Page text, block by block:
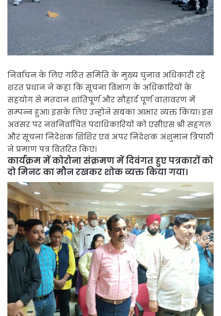
निर्वाचन के लिए गठित समिति के मुख्य चुनाव अधिकारी रहे
शरत प्रधान ने कहा कि सूचना विभाग के अधिकारियों के
सहयोग से मतदान शांतिपूर्ण और सौहार्द पूर्ण वातावरण में
सम्पन्न हुआ। इसके लिए उन्होने सबका आभार व्यक्त किया। इस
अवसर पर नवनिर्वाचित पदाधिकारियों को एसीएस श्री सहगल
और सूचना निदेशक शिशिर एवं अपर निदेशक अंशुमान त्रिपाठी
ने प्रमाण पत्र वितरित किए।
कार्यक्रम में कोरोना संक्रमण में दिवंगत हुए पत्रकारों को
दो मिनट का मौन रखकर शोक व्यक्त किया गया।